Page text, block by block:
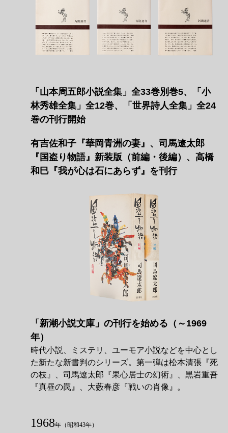
「山本周五郎小説全集」全33巻別巻5、「小
林秀雄全集」全12巻、「世界詩人全集」全24
巻の刊行開始
有吉佐和子『華岡青洲の妻』、司馬遼󠄁太郎
『国盗り物語』新装版（前編・後編）、高橋
和巳『我が心は石にあらず』を刊行
「新潮小説文庫」の刊行を始める（～1969
年）
時代小説、ミステリ、ユーモア小説などを中心とし
た新たな新書判のシリーズ。第一弾は松本清張『死
の枝』、司馬遼󠄁太郎『果心居士の幻術』、黒岩重吾
『真昼の罠』、大藪春彦『戦いの肖像』。
1968年 （昭和43年）